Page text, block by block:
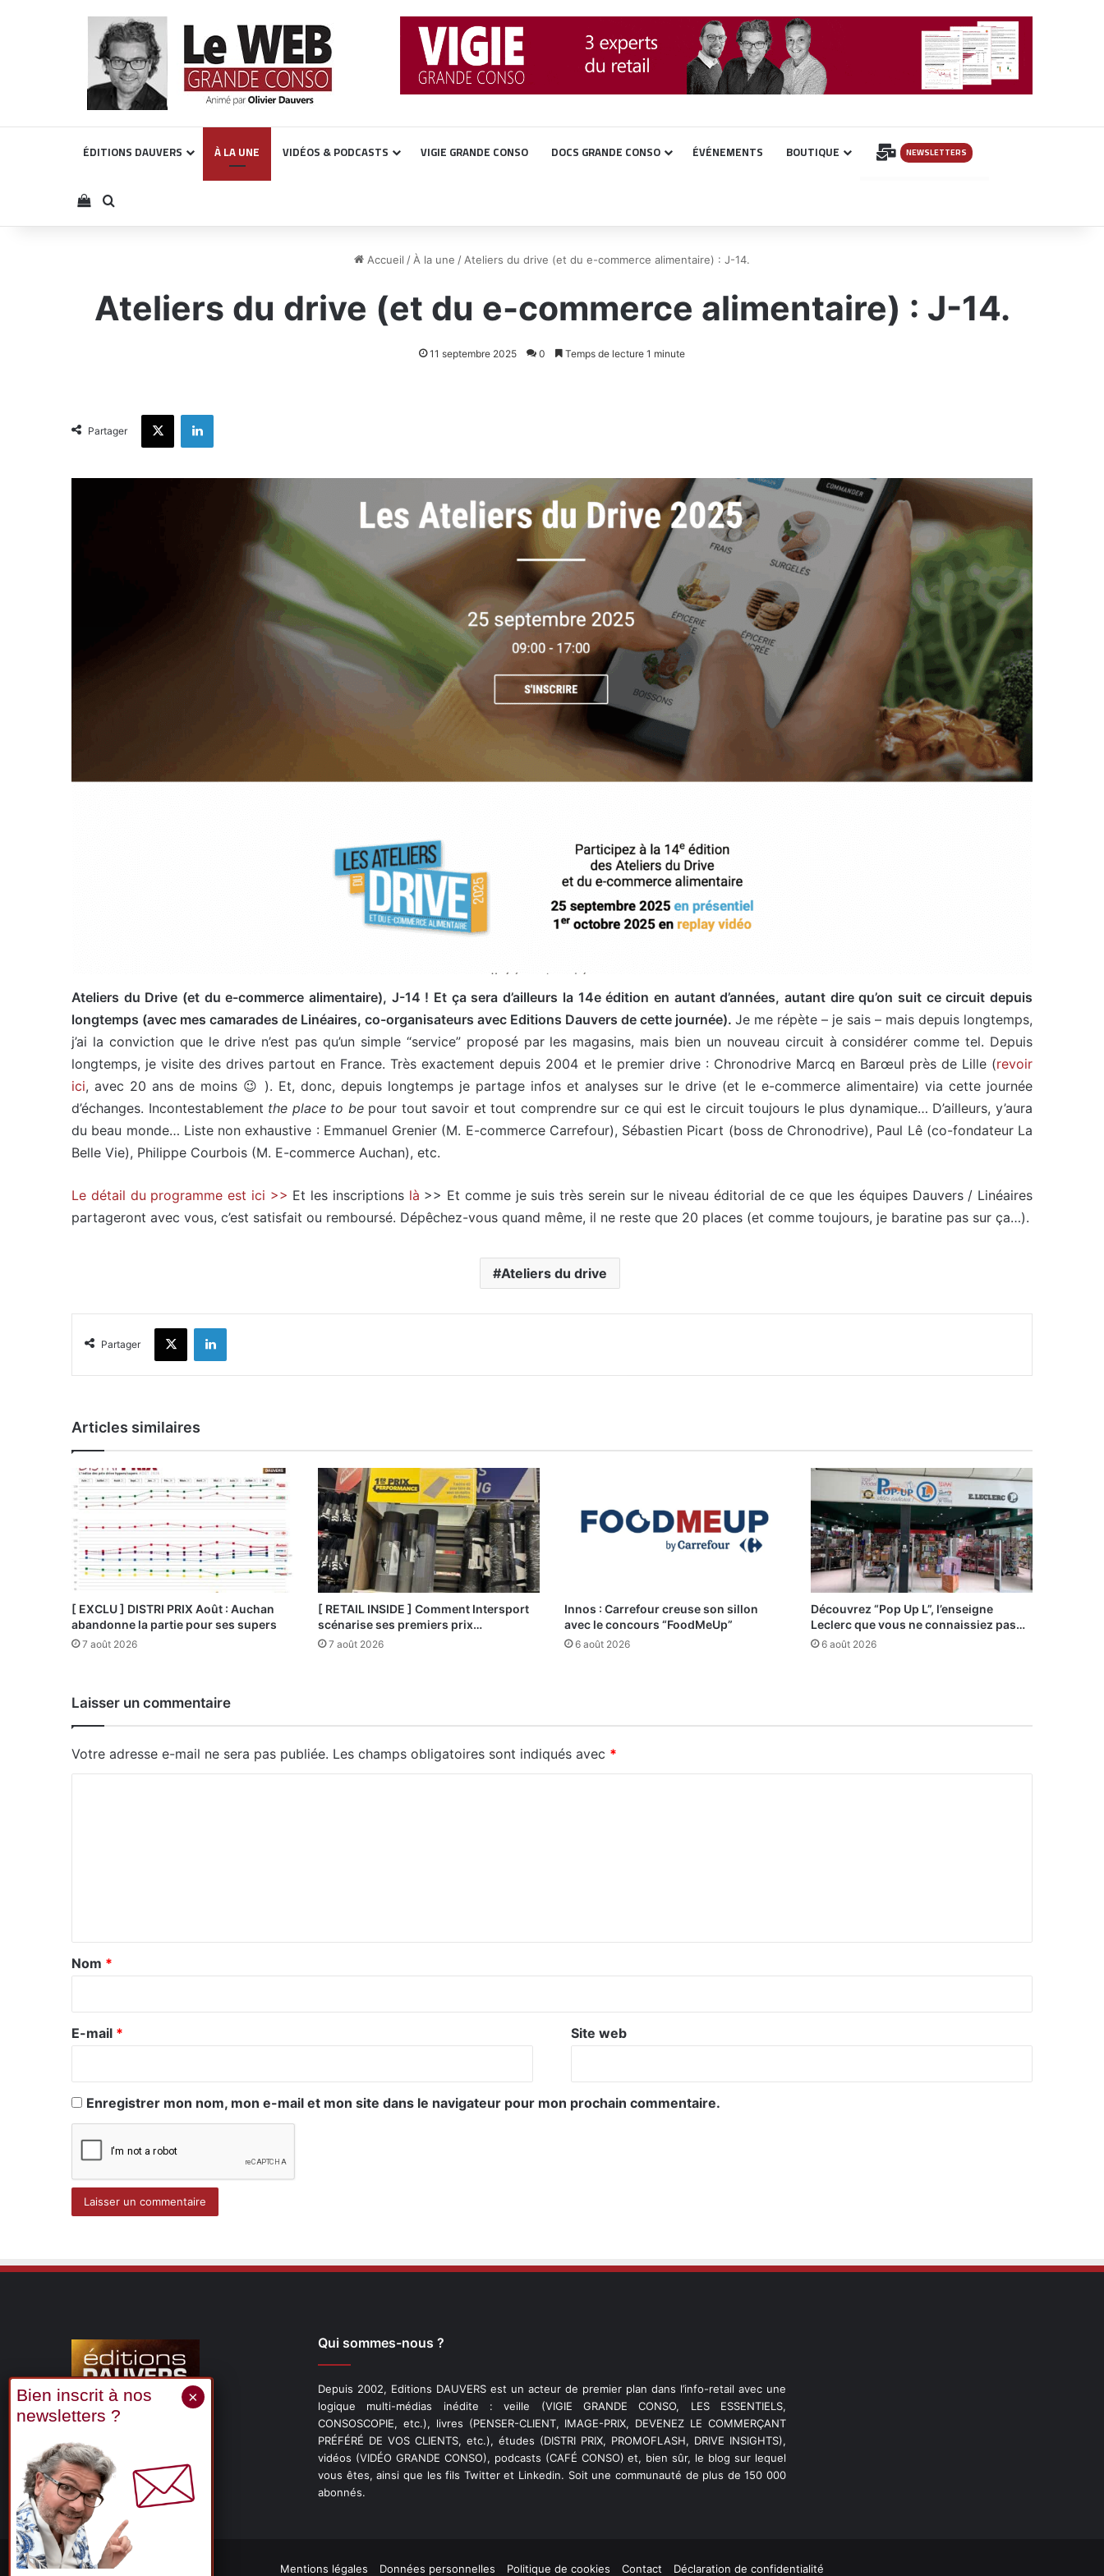
ÉDITIONS DAUVERS À LA UNE VIDÉOS & PODCASTS VIGIE GRANDE CONSO DOCS GRANDE CONSO ÉVÉNEMENTS BOUTIQUE INSCRIPTION
NEWSLETTERS
Voir votre panier
Rechercher
Accueil / À la une / Ateliers du drive (et du e-commerce alimentaire) : J-14.
Ateliers du drive (et du e-commerce alimentaire) : J-14.
11 septembre 2025 0 Temps de lecture 1 minute
Partager
X Linkedin
Ateliers du Drive (et du e-commerce alimentaire), J-14 ! Et ça sera d’ailleurs la 14e édition en autant d’années, autant dire qu’on suit ce circuit depuis
longtemps (avec mes camarades de Linéaires, co-organisateurs avec Editions Dauvers de cette journée). Je me répète – je sais – mais depuis longtemps,
j’ai la conviction que le drive n’est pas qu’un simple “service” proposé par les magasins, mais bien un nouveau circuit à considérer comme tel. Depuis
longtemps, je visite des drives partout en France. Très exactement depuis 2004 et le premier drive : Chronodrive Marcq en Barœul près de Lille (revoir
ici, avec 20 ans de moins 😉 ). Et, donc, depuis longtemps je partage infos et analyses sur le drive (et le e-commerce alimentaire) via cette journée
d’échanges. Incontestablement the place to bepour tout savoir et tout comprendre sur ce qui est le circuit toujours le plus dynamique… D’ailleurs, y’aura
du beau monde… Liste non exhaustive : Emmanuel Grenier (M. E-commerce Carrefour), Sébastien Picart (boss de Chronodrive), Paul Lê (co-fondateur La
Belle Vie), Philippe Courbois (M. E-commerce Auchan), etc.
Le détail du programme est ici >> Et les inscriptionslà >> Et comme je suis très serein sur le niveau éditorial de ce que les équipes Dauvers / Linéaires
partageront avec vous, c’est satisfait ou remboursé. Dépêchez-vous quand même, il ne reste que 20 places (et comme toujours, je baratine pas sur ça…).
Ateliers du drive
Partager
X Linkedin
Articles similaires
[ EXCLU ] DISTRI PRIX Août : Auchan
abandonne la partie pour ses supers
7 août 2026
[ RETAIL INSIDE ] Comment Intersport
scénarise ses premiers prix…
7 août 2026
Innos : Carrefour creuse son sillon
avec le concours “FoodMeUp”
6 août 2026
Découvrez “Pop Up L”, l’enseigne
Leclerc que vous ne connaissiez pas…
6 août 2026
Laisser un commentaire
Votre adresse e-mail ne sera pas publiée. Les champs obligatoires sont indiqués avec *
a
r
e
Nom *
E-mail * Site web
Enregistrer mon nom, mon e-mail et mon site dans le navigateur pour mon prochain commentaire.
X LinkedinYouTube
Qui sommes-nous ?
Depuis 2002, Editions DAUVERS est un acteur de premier plan dans l’info-retail avec une
logique multi-médias inédite : veille (VIGIE GRANDE CONSO, LES ESSENTIELS,
CONSOSCOPIE, etc.), livres (PENSER-CLIENT, IMAGE-PRIX, DEVENEZ LE COMMERÇANT
PRÉFÉRÉ DE VOS CLIENTS, etc.), études (DISTRI PRIX, PROMOFLASH, DRIVE INSIGHTS),
vidéos (VIDÉO GRANDE CONSO), podcasts (CAFÉ CONSO) et, bien sûr, le blog sur lequel
vous êtes, ainsi que les fils Twitter et Linkedin. Soit une communauté de plus de 150 000
abonnés.
Mentions légales Données personnelles Politique de cookies Contact Déclaration de confidentialité